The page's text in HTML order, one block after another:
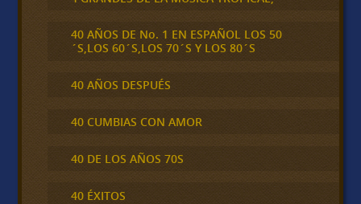
40 AÑOS DE No. 1 EN ESPAÑOL LOS 50
´S,LOS 60´S,LOS 70´S Y LOS 80´S
40 AÑOS DESPUÉS
40 CUMBIAS CON AMOR
40 DE LOS AÑOS 70S
40 ÉXITOS